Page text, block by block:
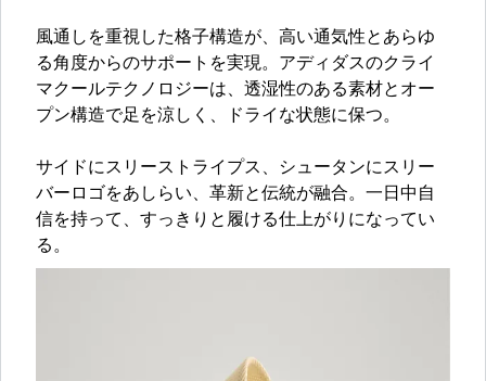
風通しを重視した格子構造が、高い通気性とあらゆ
る角度からのサポートを実現。アディダスのクライ
マクールテクノロジーは、透湿性のある素材とオー
プン構造で足を涼しく、ドライな状態に保つ。
サイドにスリーストライプス、シュータンにスリー
バーロゴをあしらい、革新と伝統が融合。一日中自
信を持って、すっきりと履ける仕上がりになってい
る。